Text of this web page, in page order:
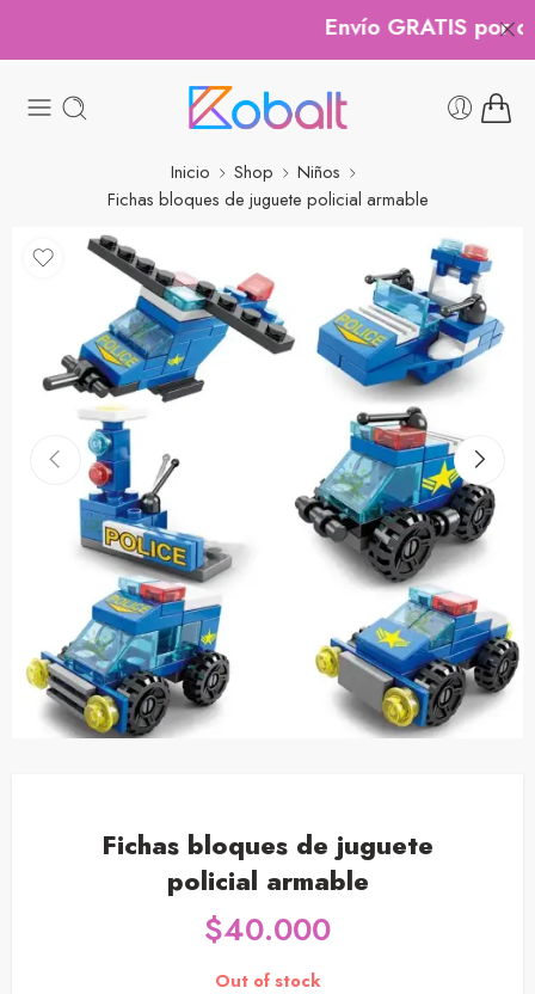
Envío GRATIS por
Inicio Shop
Niños
Fichas bloques de juguete policial armable
Fichas bloques de juguete
policial armable
$40.000
Out of stock